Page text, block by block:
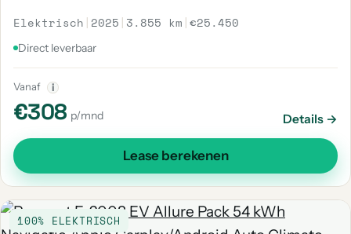
Elektrisch | 2025 | 3.855 km |€25.450
Direct leverbaar
Vanaf i
€308 p/mnd Details →
Lease berekenen
100% ELEKTRISCH